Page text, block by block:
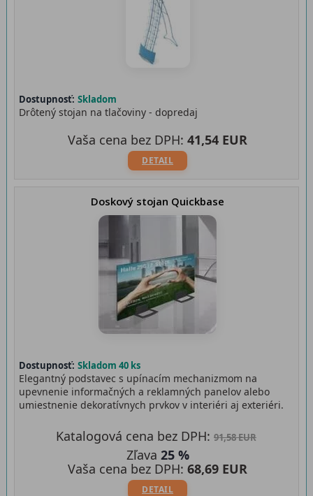
Dostupnosť: Skladom
Drôtený stojan na tlačoviny - dopredaj
DETAIL
Vaša cena bez DPH: 41,54 EUR
Doskový stojan Quickbase
Dostupnosť: Skladom 40 ks
Elegantný podstavec s upínacím mechanizmom na
upevnenie informačných a reklamných panelov alebo
umiestnenie dekoratívnych prvkov v interiéri aj exteriéri.
DETAIL
Katalogová cena bez DPH: 91,58 EUR
Zľava 25 %
Vaša cena bez DPH: 68,69 EUR